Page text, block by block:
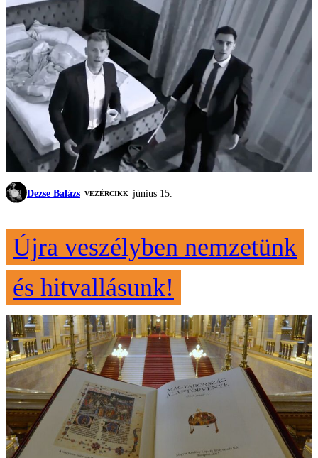
Dezse Balázs VEZÉRCIKK június 15.
Újra veszélyben nemzetünk
és hitvallásunk!